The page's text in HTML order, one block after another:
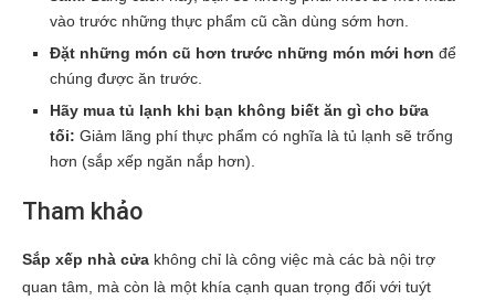
vào trước những thực phẩm cũ cần dùng sớm hơn.
Đặt những món cũ hơn trước những món mới hơn để
chúng được ăn trước.
Hãy mua tủ lạnh khi bạn không biết ăn gì cho bữa
tối: Giảm lãng phí thực phẩm có nghĩa là tủ lạnh sẽ trống
hơn (sắp xếp ngăn nắp hơn).
Tham khảo
Sắp xếp nhà cửa không chỉ là công việc mà các bà nội trợ
quan tâm, mà còn là một khía cạnh quan trọng đối với tuýt